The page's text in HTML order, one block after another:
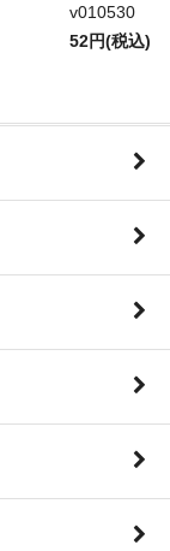
v010530
52円(税込)